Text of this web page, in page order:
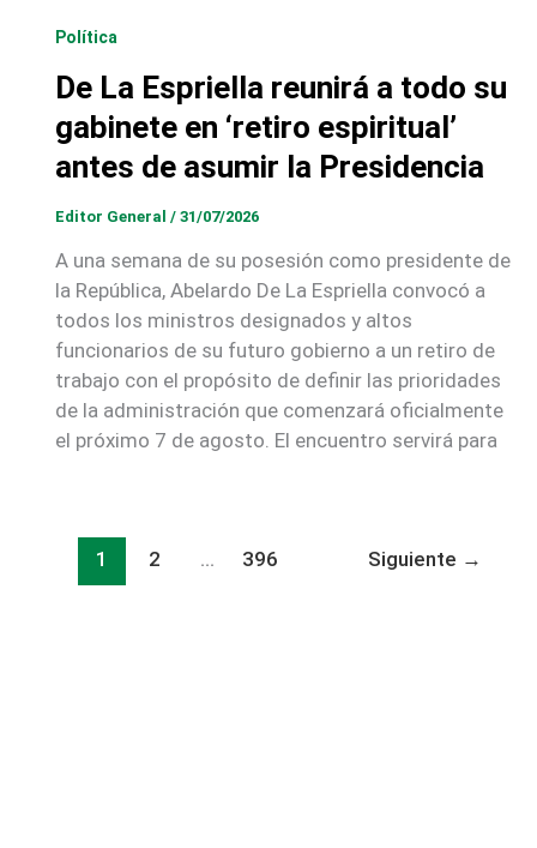
Política
De La Espriella reunirá a todo su
gabinete en ‘retiro espiritual’
antes de asumir la Presidencia
Editor General / 31/07/2026
A una semana de su posesión como presidente de
la República, Abelardo De La Espriella convocó a
todos los ministros designados y altos
funcionarios de su futuro gobierno a un retiro de
trabajo con el propósito de definir las prioridades
de la administración que comenzará oficialmente
el próximo 7 de agosto. El encuentro servirá para
1 2 … 396 Siguiente →